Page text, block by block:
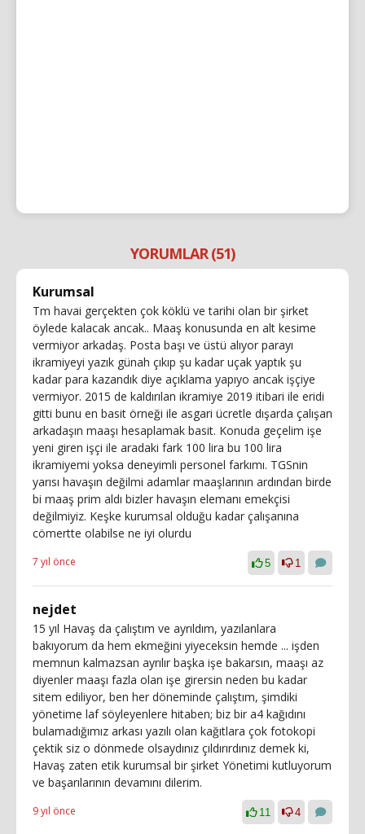
YORUMLAR (51)
Kurumsal
Tm havai gerçekten çok köklü ve tarihi olan bir şirket
öylede kalacak ancak.. Maaş konusunda en alt kesime
vermiyor arkadaş. Posta başı ve üstü alıyor parayı
ikramiyeyi yazık günah çıkıp şu kadar uçak yaptık şu
kadar para kazandık diye açıklama yapıyo ancak işçiye
vermiyor. 2015 de kaldırılan ikramiye 2019 itibari ile eridi
gitti bunu en basit örneği ile asgari ücretle dışarda çalışan
arkadaşın maaşı hesaplamak basit. Konuda geçelim işe
yeni giren işçi ile aradaki fark 100 lira bu 100 lira
ikramiyemi yoksa deneyimli personel farkımı. TGSnin
yarısı havaşın değilmi adamlar maaşlarının ardından birde
bi maaş prim aldı bizler havaşın elemanı emekçisi
değilmiyiz. Keşke kurumsal olduğu kadar çalışanına
cömertte olabilse ne iyi olurdu
7 yıl önce 5 1
nejdet
15 yıl Havaş da çalıştım ve ayrıldım, yazılanlara
bakıyorum da hem ekmeğini yiyeceksin hemde ... işden
memnun kalmazsan ayrılır başka işe bakarsın, maaşı az
diyenler maaşı fazla olan işe girersin neden bu kadar
sitem ediliyor, ben her döneminde çalıştım, şimdiki
yönetime laf söyleyenlere hitaben; biz bir a4 kağıdını
bulamadığımız arkası yazılı olan kağıtlara çok fotokopi
çektik siz o dönmede olsaydınız çıldırırdınız demek ki,
Havaş zaten etik kurumsal bir şirket Yönetimi kutluyorum
ve başarılarının devamını dilerim.
9 yıl önce 11 4